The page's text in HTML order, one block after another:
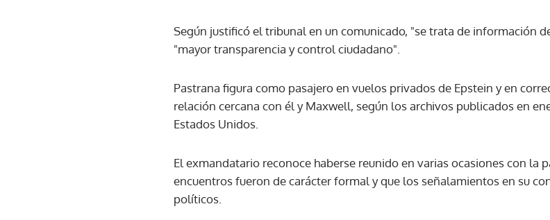
Según justificó el tribunal en un comunicado, "se trata de información
"mayor transparencia y control ciudadano".
Pastrana figura como pasajero en vuelos privados de Epstein y en
relación cercana con él y Maxwell, según los archivos publicados en
Estados Unidos.
El exmandatario reconoce haberse reunido en varias ocasiones con la
encuentros fueron de carácter formal y que los señalamientos en su
políticos.